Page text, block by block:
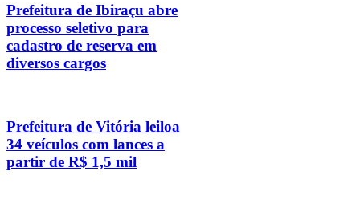
Prefeitura de Ibiraçu abre
processo seletivo para
cadastro de reserva em
diversos cargos
Prefeitura de Vitória leiloa
34 veículos com lances a
partir de R$ 1,5 mil